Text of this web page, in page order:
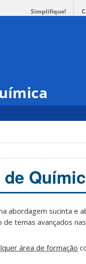
Simplifique!
abordagem sucinta e
temas avançados
área de formação